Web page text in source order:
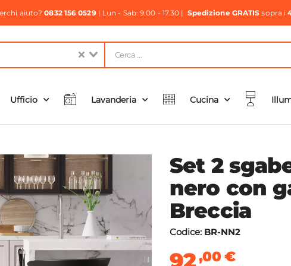
aiuto?0832 156 0529| Lun - Sab: 9.00 - 17.30 | Spedizione GRATIS sopra i
Ufficio Lavanderia Cucina
Set 2
nero con
Breccia
Codice: BR-NN2
,00€